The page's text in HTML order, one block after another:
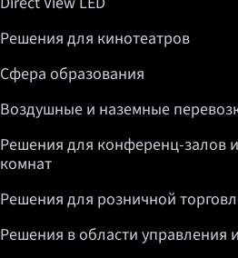
Решения для кинотеатров
Сфера образования
Воздушные и наземные
Решения для конференц-залов
комнат
Решения для розничной
Решения в области управления